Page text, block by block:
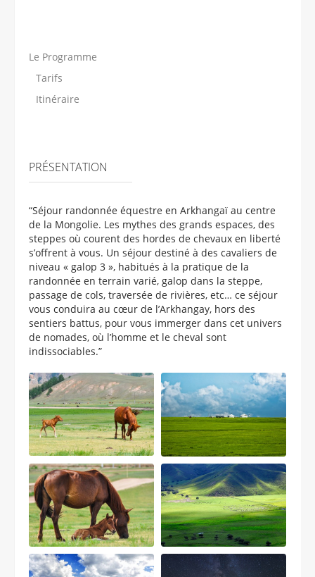
Le Programme
Tarifs
Itinéraire
PRÉSENTATION
“Séjour randonnée équestre en Arkhangaï au centre
de la Mongolie. Les mythes des grands espaces, des
steppes où courent des hordes de chevaux en liberté
s’offrent à vous. Un séjour destiné à des cavaliers de
niveau « galop 3 », habitués à la pratique de la
randonnée en terrain varié, galop dans la steppe,
passage de cols, traversée de rivières, etc… ce séjour
vous conduira au cœur de l’Arkhangay, hors des
sentiers battus, pour vous immerger dans cet univers
de nomades, où l’homme et le cheval sont
indissociables.”